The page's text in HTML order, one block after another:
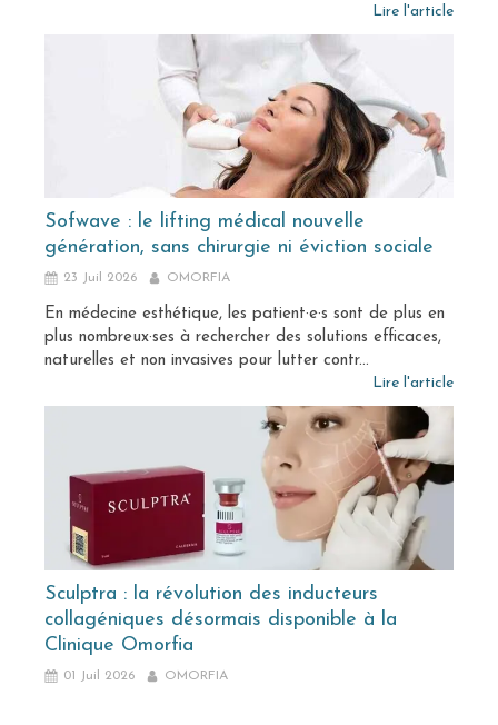
Lire l'article
Sofwave : le lifting médical nouvelle
génération, sans chirurgie ni éviction sociale
23 Juil 2026 OMORFIA
En médecine esthétique, les patient·e·s sont de plus en
plus nombreux·ses à rechercher des solutions efficaces,
naturelles et non invasives pour lutter contr...
Lire l'article
Sculptra : la révolution des inducteurs
collagéniques désormais disponible à la
Clinique Omorfia
01 Juil 2026 OMORFIA